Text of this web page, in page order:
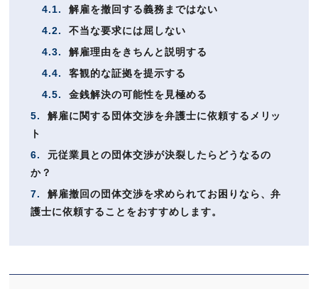
4.1.
解雇を撤回する義務まではない
4.2.
不当な要求には屈しない
4.3.
解雇理由をきちんと説明する
4.4.
客観的な証拠を提示する
4.5.
金銭解決の可能性を見極める
5.
解雇に関する団体交渉を弁護士に依頼するメリッ
ト
6.
元従業員との団体交渉が決裂したらどうなるの
か？
7.
解雇撤回の団体交渉を求められてお困りなら、弁
護士に依頼することをおすすめします。